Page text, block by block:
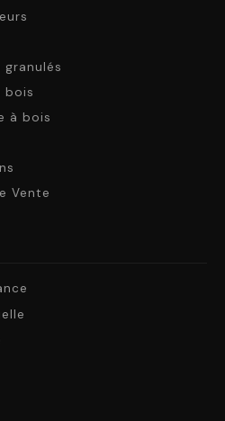
bois
à bois
Vente